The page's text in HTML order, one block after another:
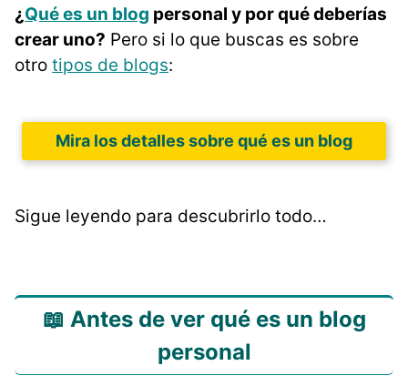
¿Qué es un blog personal y por qué deberías
crear uno? Pero si lo que buscas es sobre
otro tipos de blogs:
Mira los detalles sobre qué es un blog
Sigue leyendo para descubrirlo todo…
📖 Antes de ver qué es un blog
personal